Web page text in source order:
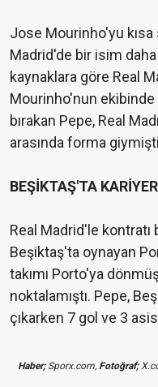
Jose Mourinho'yu kısa
Madrid'de bir isim
kaynaklara göre Real
Mourinho'nun
bırakan Pepe, Real
arasında forma
BEŞİKTAŞ'TA
Real Madrid'le
Beşiktaş'ta oynayan
takımı Porto'ya
noktalamıştı. Pepe,
çıkarken 7 gol ve 3
Haber;Sporx.com, Fotoğraf;